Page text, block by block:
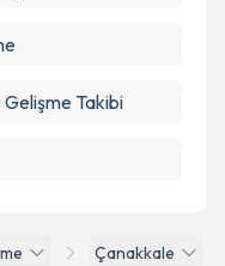
Çanakkale
Takibi